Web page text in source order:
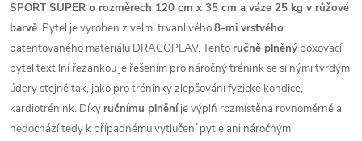
SPORT SUPER o rozměrech 120 cm x 35 cm a váze 25 kg v růžové
barvě. Pytel je vyroben z velmi trvanlivého8-mi vrstvého
patentovaného materiálu DRACOPLAV. Tento ručně plněný boxovací
pytel textilní řezankou je řešením pro náročný trénink se silnými tvrdými
údery stejně tak, jako pro tréninky zlepšování fyzické kondice,
kardiotrénink. Díky ručnímu plněníje výplň rozmístěna rovnoměrně a
nedochází tedy k případnému vytlučení pytle ani náročným